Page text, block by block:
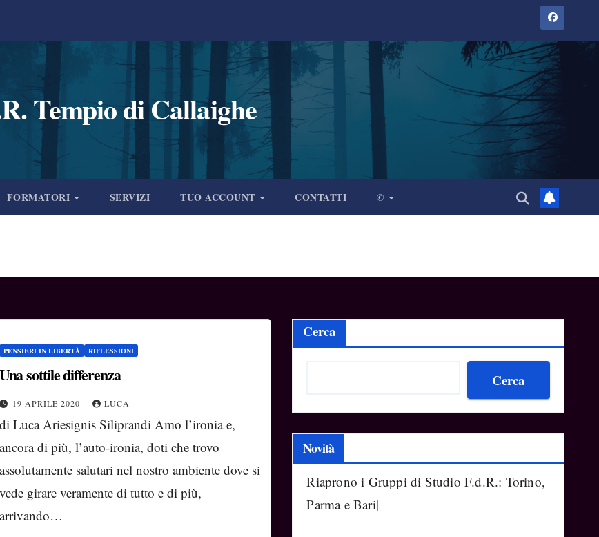
Tempio di Callaighe
FORMATORI SERVIZI TUO ACCOUNT CONTATTI ©
PENSIERI IN LIBERTÀ RIFLESSIONI
Una sottile differenza
19 APRILE 2020 LUCA
di Luca Ariesignis Siliprandi Amo l’ironia e,
ancora di più, l’auto-ironia, doti che trovo
assolutamente salutari nel nostro ambiente dove si
vede girare veramente di tutto e di più,
arrivando…
Cerca
Cerca
Novità
Riaprono i Gruppi di Studio F.d.R.: Torino,
Parma e Bari|